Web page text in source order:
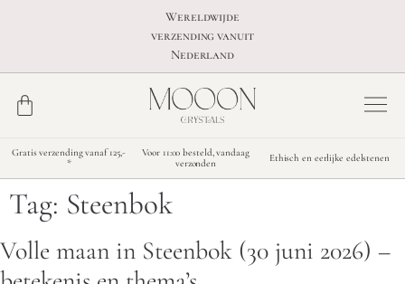
Wereldwijde
verzending vanuit
Nederland
Gratis verzending vanaf 125,-
*
Voor 11:00 besteld, vandaag
verzonden
Ethisch en eerlijke edelstenen
Tag: Steenbok
Volle maan in Steenbok (30 juni 2026) –